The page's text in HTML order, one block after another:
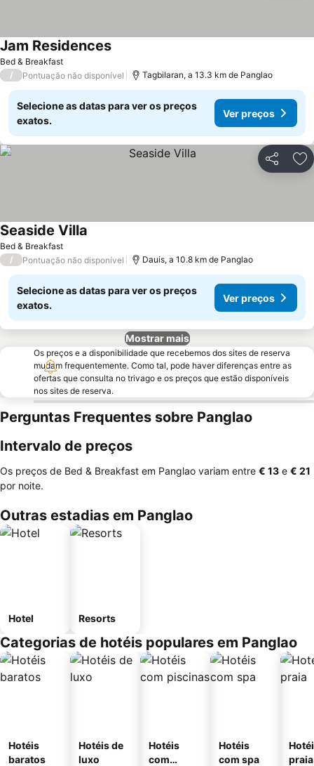
Bed & Breakfast
Jam Residences
/ Pontuação não disponível Tagbilaran, a 13.3 km de Panglao
Selecione as datas para ver os preços
exatos.
Ver preços
Partilhar
Bed & Breakfast
Seaside Villa
/ Pontuação não disponível Dauis, a 10.8 km de Panglao
Selecione as datas para ver os preços
exatos.
Ver preços
Mostrar mais
Os preços e a disponibilidade que recebemos dos sites de reserva
mudam frequentemente. Como tal, pode haver diferenças entre as
ofertas que consulta no trivago e os preços que estão disponíveis
nos sites de reserva.
Perguntas Frequentes sobre Panglao
Intervalo de preços
Os preços de Bed & Breakfast em Panglao variam entre ‎€ 13 e ‎€ 21
por noite.
Outras estadias em Panglao
Hotel Resorts
Categorias de hotéis populares em Panglao
Hotéis
baratos
Hotéis de
luxo
Hotéis
com
Hotéis
com spa
praia